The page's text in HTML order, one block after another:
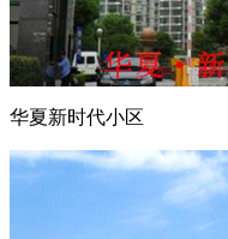
华夏新时代小区